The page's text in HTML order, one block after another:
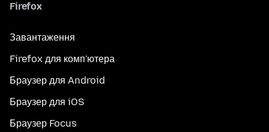
Firefox
Завантаження
Firefox для комп'ютера
Браузер для Android
Браузер для iOS
Браузер Focus